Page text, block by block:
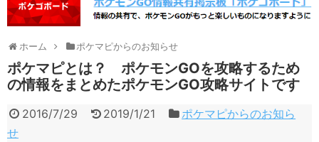
ホーム ポケマピからのお知らせ
ポケマピとは？ ポケモンGOを攻略するため
の情報をまとめたポケモンGO攻略サイトです
2016/7/29 2019/1/21
ポケマピからのお知ら
せ